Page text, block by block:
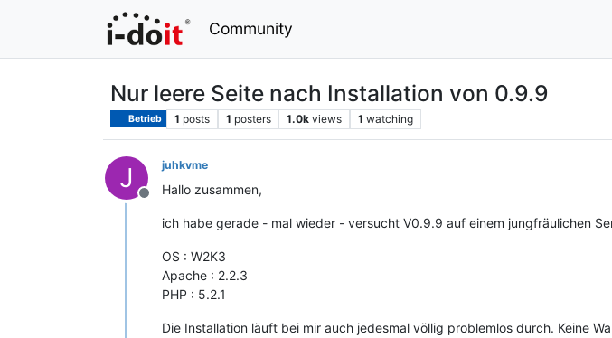
Community
Nur leere Seite nach Installation von 0.9.9
Betrieb 1 posts 1 posters 1.0k views 1 watching
J
Offline
juhkvme
Hallo zusammen,
ich habe gerade - mal wieder - versucht V0.9.9 auf einem jungfräulichen
OS : W2K3
Apache : 2.2.3
PHP : 5.2.1
Die Installation läuft bei mir auch jedesmal völlig problemlos durch. Keine